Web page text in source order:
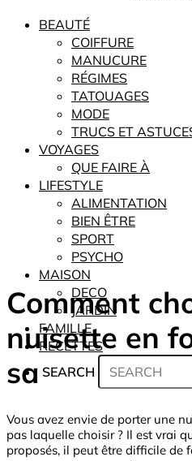
BEAUTÉ
COIFFURE
MANUCURE
RÉGIMES
TATOUAGES
MODE
TRUCS ET
VOYAGES
QUE FAIRE À
LIFESTYLE
ALIMENTATION
BIEN ÊTRE
SPORT
PSYCHO
MAISON
DECO
JARDIN
FAMILLE
RECETTES
SEARCH
Comment
nuisette en
sa
Vous avez envie de porter une
pas laquelle choisir ? Il est vrai
proposés, il peut être difficile de